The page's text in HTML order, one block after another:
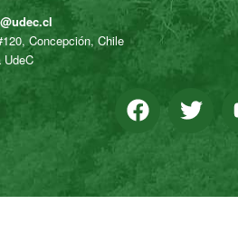
Concepción, Chile
UdeC